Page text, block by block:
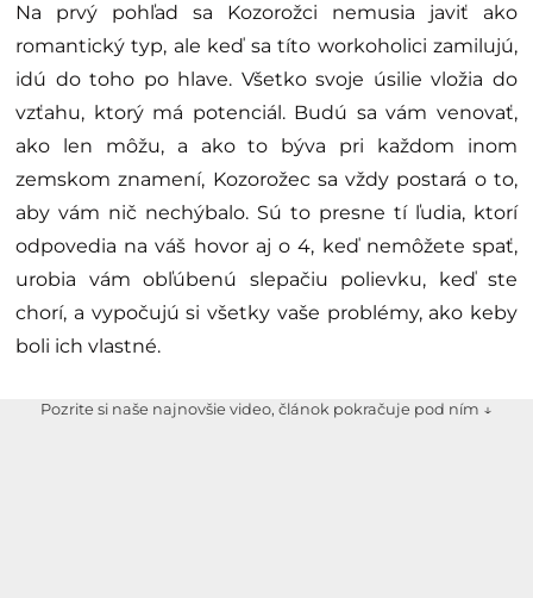
Na prvý pohľad sa Kozorožci nemusia javiť ako
romantický typ, ale keď sa títo workoholici zamilujú,
idú do toho po hlave. Všetko svoje úsilie vložia do
vzťahu, ktorý má potenciál. Budú sa vám venovať,
ako len môžu, a ako to býva pri každom inom
zemskom znamení, Kozorožec sa vždy postará o to,
aby vám nič nechýbalo. Sú to presne tí ľudia, ktorí
odpovedia na váš hovor aj o 4, keď nemôžete spať,
urobia vám obľúbenú slepačiu polievku, keď ste
chorí, a vypočujú si všetky vaše problémy, ako keby
boli ich vlastné.
Pozrite si naše najnovšie video, článok pokračuje pod ním ↓